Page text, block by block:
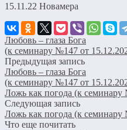
15.11.22 Новамера
Любовь – глаза Бога
(к семинару №147 от
Предыдущая запись
Любовь – глаза Бога
(к семинару №147 от
Ложь как погода (к семинару
Следующая запись
Ложь как погода (к семинару
Что еще почитать